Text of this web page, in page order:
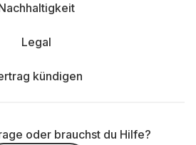
Legal
kündigen
oder brauchst du Hilfe?